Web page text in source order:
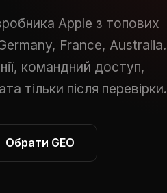
Apple з топових
France, Australia.
командний доступ,
тільки після перевірки.
Обрати GEO